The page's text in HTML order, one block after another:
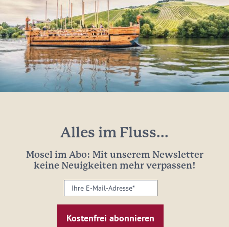
Alles im Fluss...
Mosel im Abo: Mit unserem Newsletter
keine Neuigkeiten mehr verpassen!
Ihre
E-
Mail-
Adresse: